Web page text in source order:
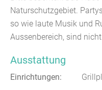
Naturschutzgebiet.
so wie laute Musik und
Aussenbereich, sind
Ausstattung
Einrichtungen: